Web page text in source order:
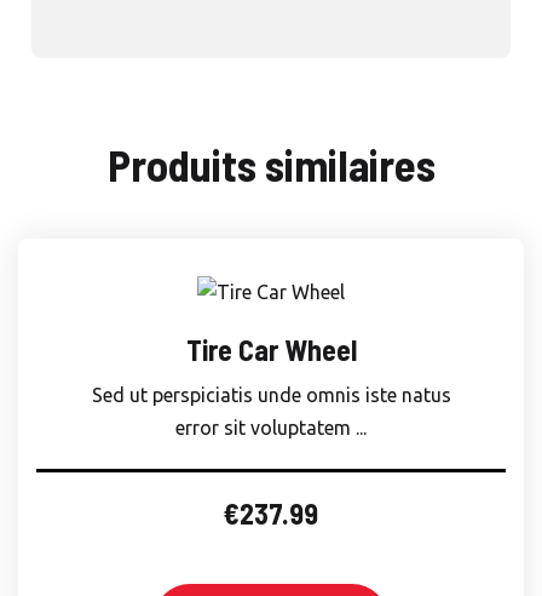
Produits similaires
Tire Car Wheel
Sed ut perspiciatis unde omnis iste natus
error sit voluptatem ...
€237.99